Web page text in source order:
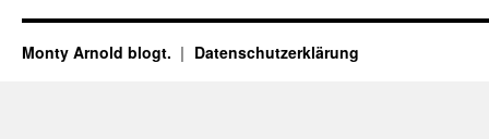
Monty Arnold blogt. Datenschutz­erklärung